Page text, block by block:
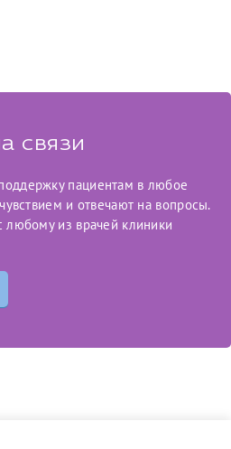
связи
пациентам в любое
и отвечают на вопросы.
любому из врачей клиники